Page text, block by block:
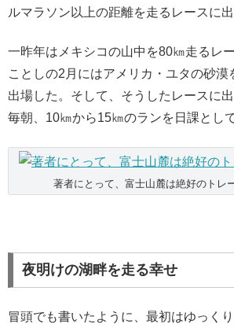
ルマラソン以上の距離を走るレースに出
一昨年はメキシコの山中を80㎞走るレ
ことしの2月にはアメリカ・ユタの砂漠
出場した。そして、そうしたレースに出
毎朝、10㎞から15㎞のランを日課とし
著者にとって、富士山麓は絶好のトレ
夜明けの湖畔を走る幸せ
冒頭でも書いたように、最初はゆっくり